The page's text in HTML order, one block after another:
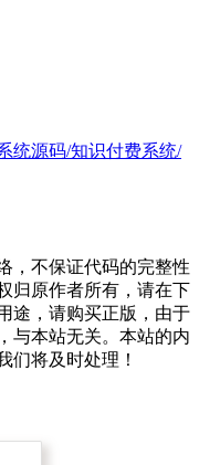
统源码/知识付费系统/
，不保证代码的完整性
归原作者所有，请在下
途，请购买正版，由于
与本站无关。本站的内
们将及时处理！